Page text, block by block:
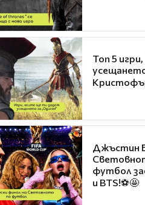
Топ 5
Джъстин
футбол
и BTS!⚽🤩